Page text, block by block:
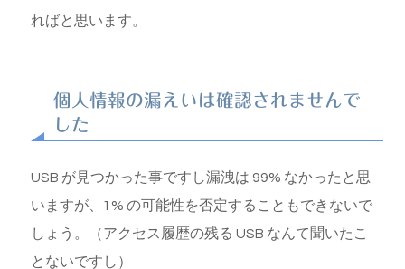
ればと思います。
個人情報の漏えいは確認されませんで
した
USB が見つかった事ですし漏洩は 99% なかったと思
いますが、1% の可能性を否定することもできないで
しょう。（アクセス履歴の残る USB なんて聞いたこ
とないですし）